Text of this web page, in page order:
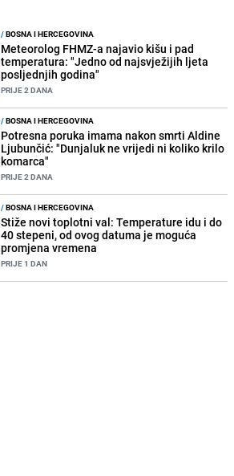
/BOSNA I HERCEGOVINA
Meteorolog FHMZ-a najavio kišu i pad
temperatura: "Jedno od najsvježijih ljeta
posljednjih godina"
PRIJE 2 DANA
/BOSNA I HERCEGOVINA
Potresna poruka imama nakon smrti Aldine
Ljubunčić: "Dunjaluk ne vrijedi ni koliko krilo
komarca"
PRIJE 2 DANA
/BOSNA I HERCEGOVINA
Stiže novi toplotni val: Temperature idu i do
40 stepeni, od ovog datuma je moguća
promjena vremena
PRIJE 1 DAN